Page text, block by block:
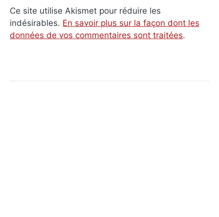
Ce site utilise Akismet pour réduire les
indésirables. En savoir plus sur la façon dont les
données de vos commentaires sont traitées.